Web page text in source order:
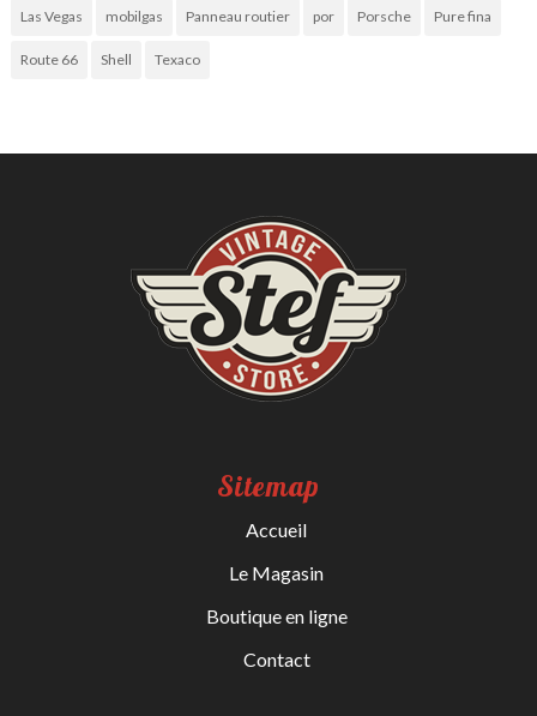
Las Vegas mobilgas Panneau routier por Porsche Pure fina
Route 66 Shell Texaco
Sitemap
Accueil
Le Magasin
Boutique en ligne
Contact